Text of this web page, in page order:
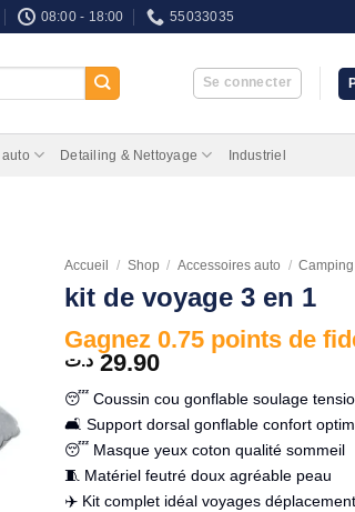
08:00 - 18:00 55033035
Se connecter
auto Detailing & Nettoyage Industriel
Accueil / Shop / Accessoires auto / Camping
kit de voyage 3 en 1
Gagnez 0.75 points de
29.90 د.ت
😴 Coussin cou gonflable soulage
🛋️ Support dorsal gonflable confort
😴 Masque yeux coton qualité sommeil
🧵 Matériel feutré doux agréable peau
✈️ Kit complet idéal voyages